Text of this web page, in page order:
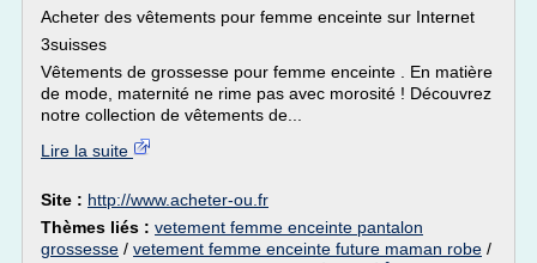
Acheter des vêtements pour femme enceinte sur Internet
3suisses
Vêtements de grossesse pour femme enceinte . En matière
de mode, maternité ne rime pas avec morosité ! Découvrez
notre collection de vêtements de...
Lire la suite
Site : http://www.acheter-ou.fr
Thèmes liés : vetement femme enceinte pantalon
grossesse / vetement femme enceinte future maman robe /